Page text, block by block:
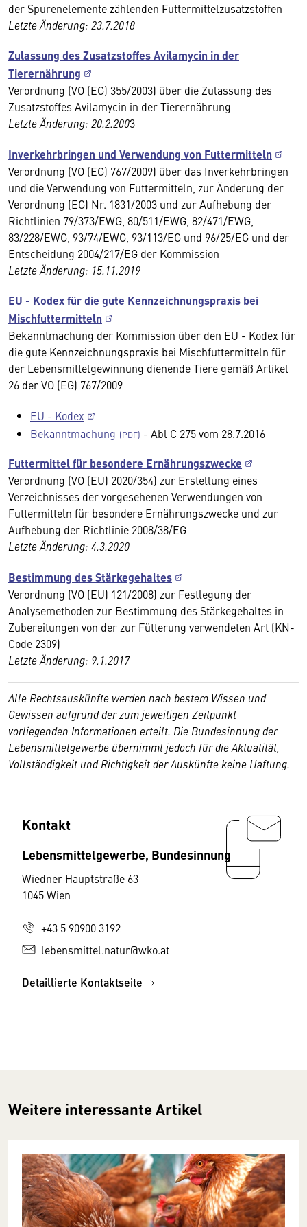
der Spurenelemente zählenden Futtermittelzusatzstoffen
Letzte Änderung: 23.7.2018
Zulassung des Zusatzstoffes Avilamycin in der
Tierernährung
Verordnung (VO (EG) 355/2003) über die Zulassung des
Zusatzstoffes Avilamycin in der Tierernährung
Letzte Änderung: 20.2.2003
Inverkehrbringen und Verwendung von Futtermitteln
Verordnung (VO (EG) 767/2009) über das Inverkehrbringen
und die Verwendung von Futtermitteln, zur Änderung der
Verordnung (EG) Nr. 1831/2003 und zur Aufhebung der
Richtlinien 79/373/EWG, 80/511/EWG, 82/471/EWG,
83/228/EWG, 93/74/EWG, 93/113/EG und 96/25/EG und der
Entscheidung 2004/217/EG der Kommission
Letzte Änderung: 15.11.2019
EU - Kodex für die gute Kennzeichnungspraxis bei
Mischfuttermitteln
Bekanntmachung der Kommission über den EU - Kodex für
die gute Kennzeichnungspraxis bei Mischfuttermitteln für
der Lebensmittelgewinnung dienende Tiere gemäß Artikel
26 der VO (EG) 767/2009
EU - Kodex
Bekanntmachung
- Abl C 275 vom 28.7.2016
Futtermittel für besondere Ernährungszwecke
Verordnung (VO (EU) 2020/354) zur Erstellung eines
Verzeichnisses der vorgesehenen Verwendungen von
Futtermitteln für besondere Ernährungszwecke und zur
Aufhebung der Richtlinie 2008/38/EG
Letzte Änderung: 4.3.2020
Bestimmung des Stärkegehaltes
Verordnung (VO (EU) 121/2008) zur Festlegung der
Analysemethoden zur Bestimmung des Stärkegehaltes in
Zubereitungen von der zur Fütterung verwendeten Art (KN-
Code 2309)
Letzte Änderung: 9.1.2017
Alle Rechtsauskünfte werden nach bestem Wissen und
Gewissen aufgrund der zum jeweiligen Zeitpunkt
vorliegenden Informationen erteilt. Die Bundesinnung der
Lebensmittelgewerbe übernimmt jedoch für die Aktualität,
Vollständigkeit und Richtigkeit der Auskünfte keine Haftung.
Kontakt
Lebensmittelgewerbe, Bundesinnung
Wiedner Hauptstraße 63
1045 Wien
+43 5 90900 3192
lebensmittel.natur@wko.at
Detaillierte Kontaktseite
Weitere interessante Artikel